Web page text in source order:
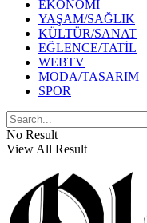
EKONOMİ
YAŞAM/SAĞLIK
KÜLTÜR/SANAT
EĞLENCE/TATİL
WEBTV
MODA/TASARIM
SPOR
No Result
View All Result